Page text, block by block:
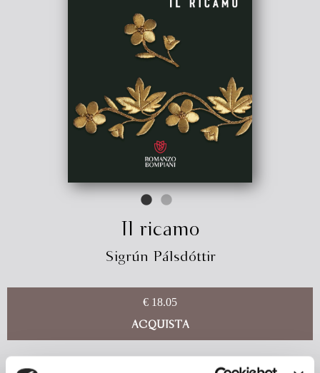
Il ricamo
Sigrún Pálsdóttir
€ 18.05
ACQUISTA
Reykjavík, fine Ottocento. Sigurlína è una giovane vivace